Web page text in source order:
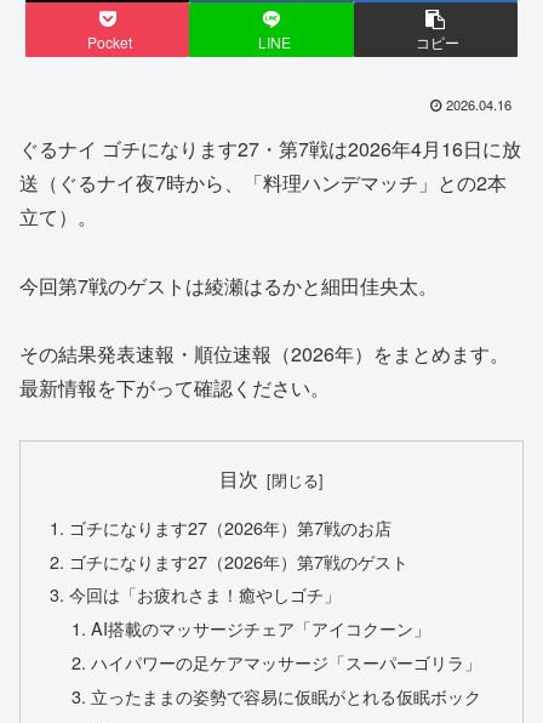
Pocket LINE コピー
2026.04.16
ぐるナイ ゴチになります27・第7戦は2026年4月16日に放
送（ぐるナイ夜7時から、「料理ハンデマッチ」との2本
立て）。
今回第7戦のゲストは綾瀬はるかと細田佳央太。
その結果発表速報・順位速報（2026年）をまとめます。
最新情報を下がって確認ください。
目次
ゴチになります27（2026年）第7戦のお店
ゴチになります27（2026年）第7戦のゲスト
今回は「お疲れさま！癒やしゴチ」
AI搭載のマッサージチェア「アイコクーン」
ハイパワーの足ケアマッサージ「スーパーゴリラ」
立ったままの姿勢で容易に仮眠がとれる仮眠ボック